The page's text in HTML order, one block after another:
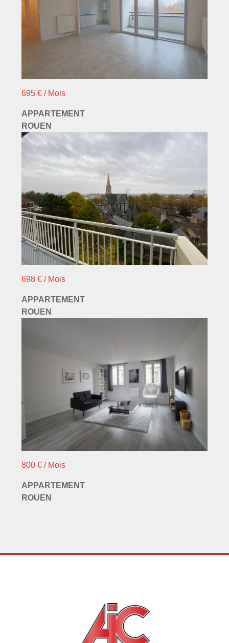
695 € / Mois
APPARTEMENT
ROUEN
698 € / Mois
APPARTEMENT
ROUEN
800 € / Mois
APPARTEMENT
ROUEN